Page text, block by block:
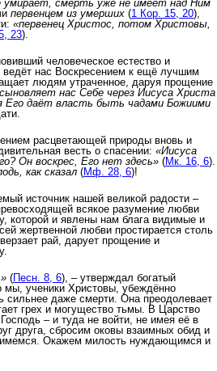
умирает, смерть уже не имеет над Ним
первенцем из умерших (1 Кор. 15, 20),
«первенец Христос, потом Христовы,
23).
человеческое естество и
ведёт нас Воскресением к ещё лучшим
людям утраченное, даруя прощение
нас Себе через Иисуса Христа
Его даёт власть быть чадами Божиими
расцветающей природы вновь и
весть о спасении: «Иисуса
Он воскрес, Его нет здесь» (Мк. 16, 6).
как сказал (Мф. 28, 6)!
источник нашей великой радости –
всякое разумение любви
которой и явлены нам блага видимые и
жертвенной любви простирается столь
рай, дарует прощение и
(Песн. 8, 6), – утверждал богатый
ученики Христовы, убеждённо
сильнее даже смерти. Она преодолевает
грех и могущество тьмы. В Царство
– и туда не войти, не имея её в
друга, сбросим оковы взаимных обид и
Окажем милость нуждающимся и